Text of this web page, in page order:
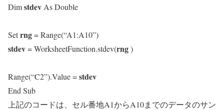
Dimstdev As Double
Setrng= Range(“A1:A10”)
stdev= WorksheetFunction.stdev(rng)
Range(“C2”).Value =stdev
End Sub
上記のコードは、セル番地A1からA10までのデータのサン